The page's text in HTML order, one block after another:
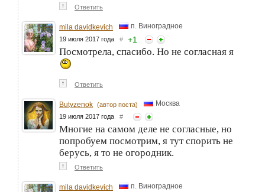
↑ Ответить
mila davidkevich п. Виноградное
19 июля 2017 года # +1
Посмотрела, спасибо. Но не согласная я
↑ Ответить
Butyzenok (автор поста) Москва
19 июля 2017 года #
Многие на самом деле не согласные, но
попробуем посмотрим, я тут спорить не
берусь, я то не огородник.
↑ Ответить
mila davidkevich п. Виноградное